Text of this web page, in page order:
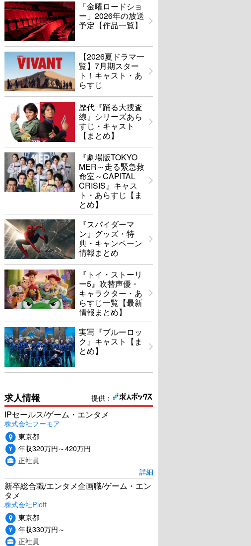
「金曜ロードショ
ー」2026年の放送
予定【作品一覧】
【2026夏ドラマ一
覧】7月期スター
ト！キャスト・あ
らすじ
歴代『踊る大捜査
線』シリーズあら
すじ・キャスト
【まとめ】
『劇場版TOKYO
MER～走る緊急救
命室～CAPITAL
CRISIS』キャス
ト・あらすじ【ま
とめ】
『スパイダーマ
ン』グッズ・特
典・キャンペーン
情報まとめ
『トイ・ストーリ
ー5』吹替声優・
キャラクター・あ
らすじ一覧【最新
情報まとめ】
実写『ブルーロッ
ク』キャスト【ま
とめ】
提供：
求人情報
IPセールス/ゲーム・エンタメ
株式会社フーモア
東京都
年収320万円～420万円
正社員
詳細
新卒総合職/エンタメ企画職/ゲーム・エン
タメ
株式会社Plott
東京都
年収330万円～
正社員